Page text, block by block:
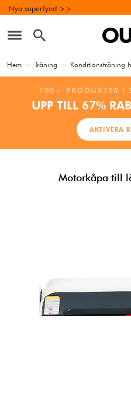
Nya superfynd >>
Hem > Träning > Konditionsträning
700+ PRODUKTER I
UPP TILL 67%
AKTIVERA
Motorkåpa till